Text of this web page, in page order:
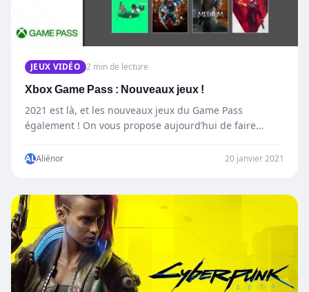
JEUX VIDÉO 2 min de lecture
Xbox Game Pass : Nouveaux jeux !
2021 est là, et les nouveaux jeux du Game Pass
également ! On vous propose aujourd’hui de faire…
ALAliénor 20 janvier 2021